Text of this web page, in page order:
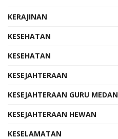
KERAJINAN
KESEHATAN
KESEHATAN
KESEJAHTERAAN
KESEJAHTERAAN GURU MEDAN
KESEJAHTERAAN HEWAN
KESELAMATAN